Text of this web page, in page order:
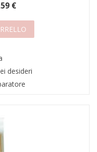
€
desideri